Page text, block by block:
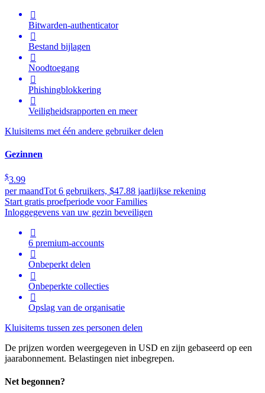

Bitwarden-authenticator

Bestand bijlagen

Noodtoegang

Phishingblokkering

Veiligheidsrapporten en meer
Kluisitems met één andere gebruiker delen
Gezinnen
$3.99
per maandTot 6 gebruikers, $47.88 jaarlijkse rekening
Start gratis proefperiode voor Families
Inloggegevens van uw gezin beveiligen

6 premium-accounts

Onbeperkt delen

Onbeperkte collecties

Opslag van de organisatie
Kluisitems tussen zes personen delen
De prijzen worden weergegeven in USD en zijn gebaseerd op een
jaarabonnement. Belastingen niet inbegrepen.
Net begonnen?